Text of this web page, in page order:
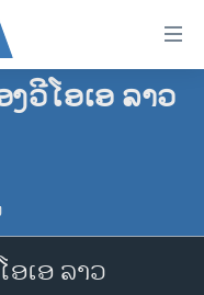
ວີໂອເອ ລາວ
ເອ ລາວ